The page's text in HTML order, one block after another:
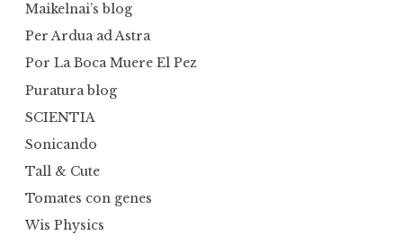
Maikelnai’s blog
Per Ardua ad Astra
Por La Boca Muere El Pez
Puratura blog
SCIENTIA
Sonicando
Tall & Cute
Tomates con genes
Wis Physics